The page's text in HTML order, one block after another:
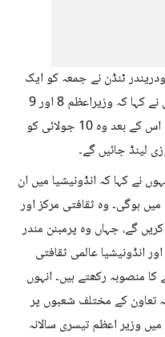
ٹنڈن نے جمعہ کو ایک
پریس کانفرنس میں یہ اعلان کیا۔ انہوں نے کہا کہ وزیراعظم 8 اور 9
جولائی کو انڈونیشیا کا دورہ کریں گے۔ اس کے بعد وہ 10 جولائی کو
نے کہا کہ انڈونیشیا میں ان
ہوگی۔ وہ ثقافتی مرکز اور
گے، جہاں وہ پرمبنن مندر
انڈونیشیا عالمی ثقافتی
منصوبہ رکھتے ہیں۔ انہوں
تعاون کے مختلف شعبوں پر
وزیر اعظم تیسری سالانہ